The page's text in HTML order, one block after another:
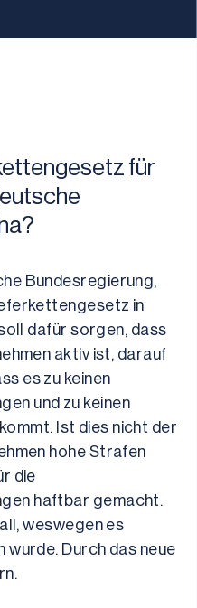
für
Bundesregierung,
in
dafür sorgen, dass
aktiv ist, darauf
es zu keinen
und zu keinen
Ist dies nicht der
hohe Strafen
die
haftbar gemacht.
weswegen es
wurde. Durch das neue